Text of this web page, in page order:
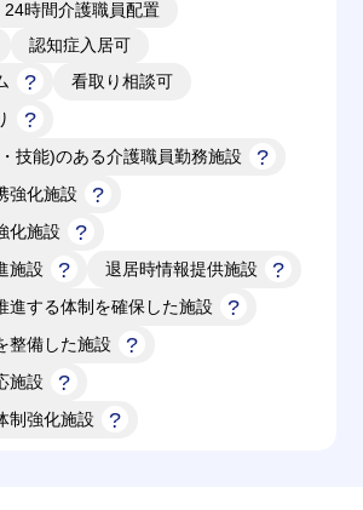
24時間介護職員配置
認知症入居可
看取り相談可
技能)のある介護職員勤務施設
強化施設
化施設
施設
退居時情報提供施設
進する体制を確保した施設
整備した施設
施設
制強化施設